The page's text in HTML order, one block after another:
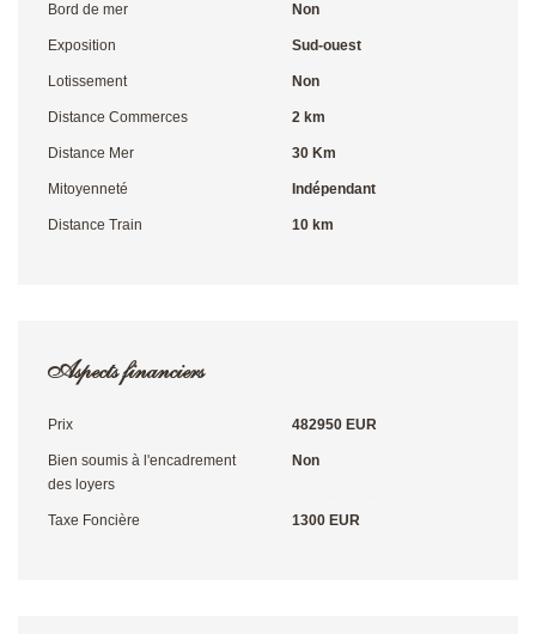
Bord de mer Non
Exposition Sud-ouest
Lotissement Non
Distance Commerces 2 km
Distance Mer 30 Km
Mitoyenneté Indépendant
Distance Train 10 km
Aspects financiers
Prix 482950 EUR
Bien soumis à l'encadrement
des loyers
Non
Taxe Foncière 1300 EUR